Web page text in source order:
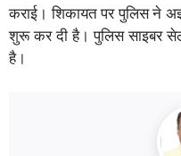
कराई। शिकायत पर पुलिस ने
शुरू कर दी है। पुलिस साइबर
है।